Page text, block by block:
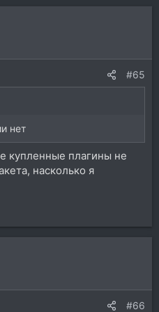
#65
нет
купленные плагины не
насколько я
#66